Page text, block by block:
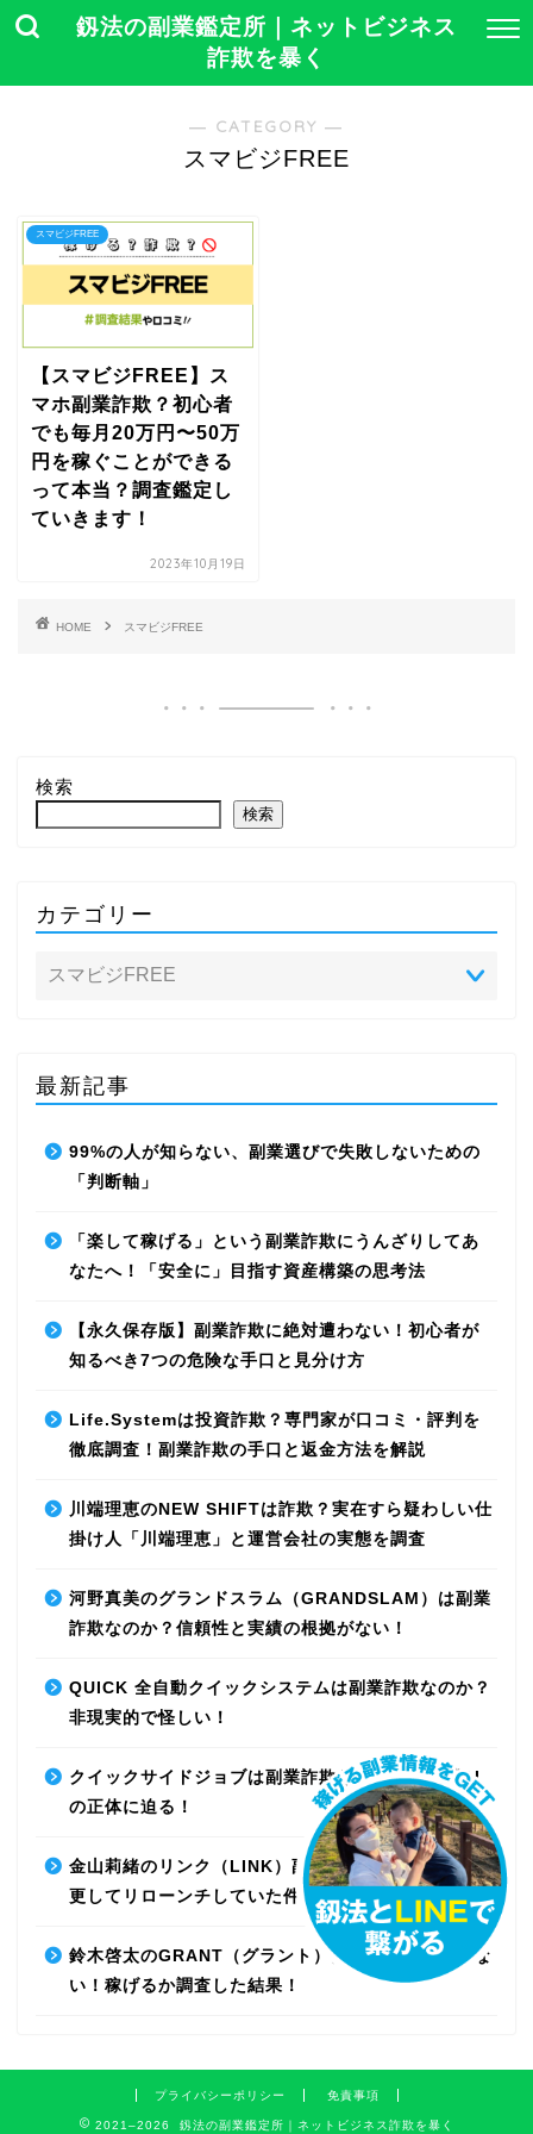
釼法の副業鑑定所｜ネットビジネス
詐欺を暴く
― CATEGORY ―
スマビジFREE
スマビジFREE
【スマビジFREE】ス
マホ副業詐欺？初心者
でも毎月20万円〜50万
円を稼ぐことができる
って本当？調査鑑定し
ていきます！
2023年10月19日
HOME スマビジFREE
検索
検索
カテゴリー
最新記事
99%の人が知らない、副業選びで失敗しないための
「判断軸」
「楽して稼げる」という副業詐欺にうんざりしてあ
なたへ！「安全に」目指す資産構築の思考法
【永久保存版】副業詐欺に絶対遭わない！初心者が
知るべき7つの危険な手口と見分け方
Life.Systemは投資詐欺？専門家が口コミ・評判を
徹底調査！副業詐欺の手口と返金方法を解説
川端理恵のNEW SHIFTは詐欺？実在すら疑わしい仕
掛け人「川端理恵」と運営会社の実態を調査
河野真美のグランドスラム（GRANDSLAM）は副業
詐欺なのか？信頼性と実績の根拠がない！
QUICK 全自動クイックシステムは副業詐欺なのか？
非現実的で怪しい！
クイックサイドジョブは副業詐欺なのか？最先端AI
の正体に迫る！
金山莉緒のリンク（LINK）副業詐欺！運営会社を変
更してリローンチしていた件！【再編集】
鈴木啓太のGRANT（グラント）は副業詐欺で稼げな
い！稼げるか調査した結果！
プライバシーポリシー 免責事項
2021–2026 釼法の副業鑑定所｜ネットビジネス詐欺を暴く